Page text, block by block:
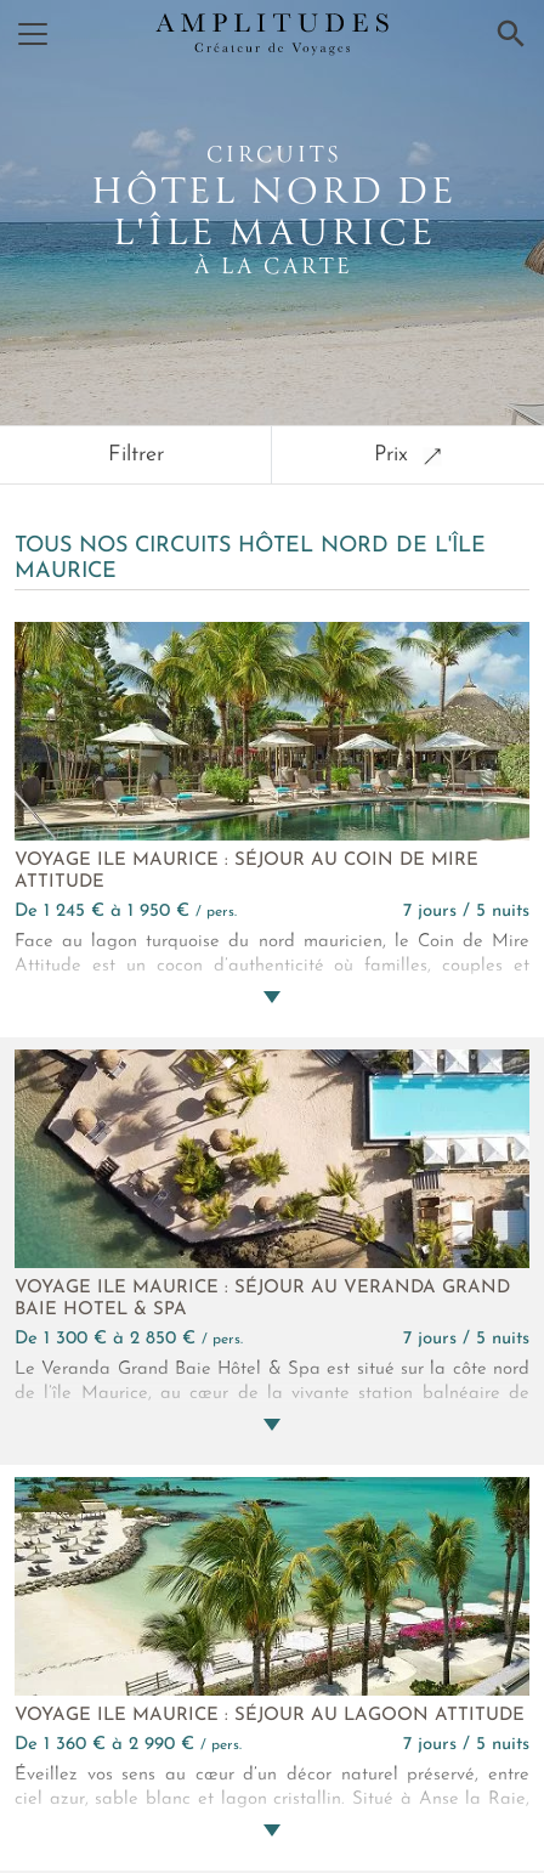
×
CIRCUITS
HÔTEL NORD DE
L'ÎLE MAURICE
À LA CARTE
Filtrer Prix
TOUS NOS CIRCUITS HÔTEL NORD DE L'ÎLE
MAURICE
VOYAGE ILE MAURICE : SÉJOUR AU COIN DE MIRE
ATTITUDE
de 1 245 € à 1 950 € / pers.
7 jours / 5 nuits
Face au lagon turquoise du nord mauricien, le Coin de Mire
Attitude est un cocon d’authenticité où familles, couples et
voyageurs en quête de sérénité vivent l’île Maurice autrement
élégance pour un séjour authentique, en couple ou en famille,
face au lagon de Bain Bœuf.
VOYAGE ILE MAURICE : SÉJOUR AU VERANDA GRAND
BAIE HOTEL & SPA
de 1 300 € à 2 850 € / pers.
7 jours / 5 nuits
Le Veranda Grand Baie Hôtel & Spa est situé sur la côte nord
de l’île Maurice, au cœur de la vivante station balnéaire de
Grand Baie. L'hôtel 4* se distingue par son charmant mélange
l'art de vivre mauricien. Gastronomie raffinée, hébergements
confortables et cadre tropical, le Veranda Grand Baie est un
havre de paix au cœur de la mythique Grand Baie.
VOYAGE ILE MAURICE : SÉJOUR AU LAGOON ATTITUDE
de 1 360 € à 2 990 € / pers.
7 jours / 5 nuits
Éveillez vos sens au cœur d’un décor naturel préservé, entre
ciel azur, sable blanc et lagon cristallin. Situé à Anse la Raie,
sur la côte nord de l’île Maurice, Lagoon Attitude est un hôtel